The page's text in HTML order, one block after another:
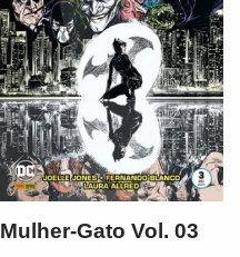
Mulher-Gato Vol. 03